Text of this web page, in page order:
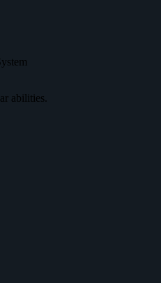
abilities.